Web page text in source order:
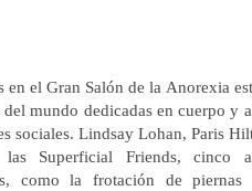
en el Gran Salón de la Anorexia
del mundo dedicadas en cuerpo y
sociales. Lindsay Lohan, Paris
Superficial Friends, cinco
como la frotación de